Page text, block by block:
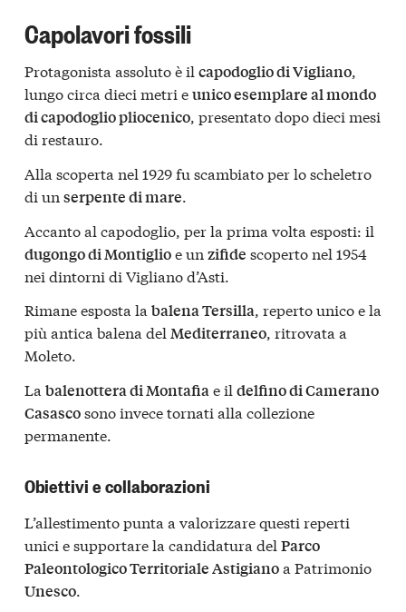
Capolavori fossili
Protagonista assoluto è il capodoglio di Vigliano,
lungo circa dieci metri eunico esemplare al mondo
di capodoglio pliocenico, presentato dopo dieci mesi
di restauro.
Alla scoperta nel 1929 fu scambiato per lo scheletro
di un serpente di mare.
Accanto al capodoglio, per la prima volta esposti: il
dugongo di Montiglioe un zifide scoperto nel 1954
nei dintorni di Vigliano d’Asti.
Rimane esposta la balena Tersilla, reperto unico e la
più antica balena del Mediterraneo, ritrovata a
Moleto.
La balenottera di Montafiae il delfino di Camerano
Casascosono invece tornati alla collezione
permanente.
Obiettivi e collaborazioni
L’allestimento punta a valorizzare questi reperti
unici e supportare la candidatura del Parco
Paleontologico Territoriale Astigianoa Patrimonio
Unesco.